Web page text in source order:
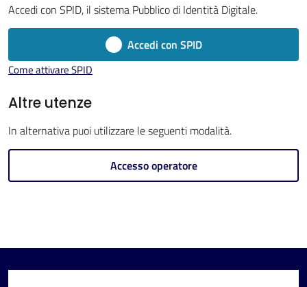
V
t
m
Accedi con SPID, il sistema Pubblico di Identità Digitale.
Accedi con SPID
Come attivare SPID
Altre utenze
In alternativa puoi utilizzare le seguenti modalità.
Accesso operatore